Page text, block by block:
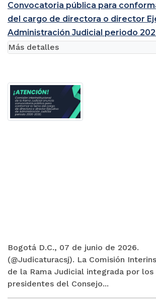
Convocatoria pública para
del cargo de directora o director
Administración Judicial periodo
Bogotá D.C., 07 de junio de 2026.
(@Judicaturacsj). La Comisión
de la Rama Judicial integrada por los
presidentes del Consejo...
Más detalles